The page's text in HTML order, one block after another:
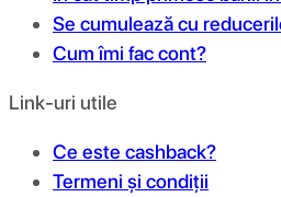
Se cumulează cu
Cum îmi fac cont?
Link-uri utile
Ce este cashback?
Termeni și condiții